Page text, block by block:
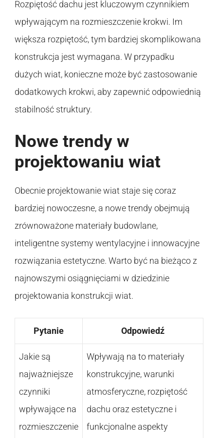
Rozpiętość dachu jest kluczowym czynnikiem
wpływającym na rozmieszczenie krokwi. Im
większa rozpiętość, tym bardziej skomplikowana
konstrukcja jest wymagana. W przypadku
dużych wiat, konieczne może być zastosowanie
dodatkowych krokwi, aby zapewnić odpowiednią
stabilność struktury.
Nowe trendy w
projektowaniu wiat
Obecnie projektowanie wiat staje się coraz
bardziej nowoczesne, a nowe trendy obejmują
zrównoważone materiały budowlane,
inteligentne systemy wentylacyjne i innowacyjne
rozwiązania estetyczne. Warto być na bieżąco z
najnowszymi osiągnięciami w dziedzinie
projektowania konstrukcji wiat.
Pytanie Odpowiedź
Jakie są
najważniejsze
czynniki
wpływające na
rozmieszczenie
Wpływają na to materiały
konstrukcyjne, warunki
atmosferyczne, rozpiętość
dachu oraz estetyczne i
funkcjonalne aspekty